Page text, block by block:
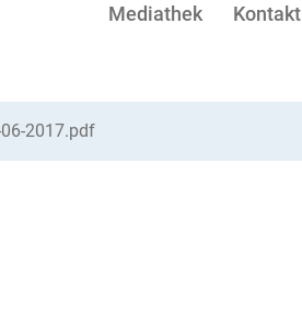
Mediathek
Kontakt
2017.pdf